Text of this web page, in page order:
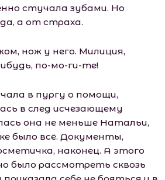
стучала зубами. Но
а от страха.
нож у него. Милиция,
по-мо-ги-те!
в пургу о помощи,
в след исчезающему
она не меньше Натальи,
было всё. Документы,
наконец. А этого
было рассмотреть сквозь